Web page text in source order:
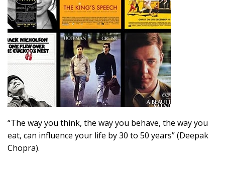
“The way you think, the way you behave, the way you
eat, can influence your life by 30 to 50 years” (Deepak
Chopra).